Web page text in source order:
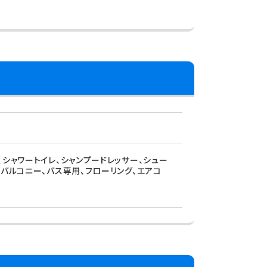
ャワートイレ、シャンプードレッサー、シュー
ルコニー、バス専用、フローリング、エアコ